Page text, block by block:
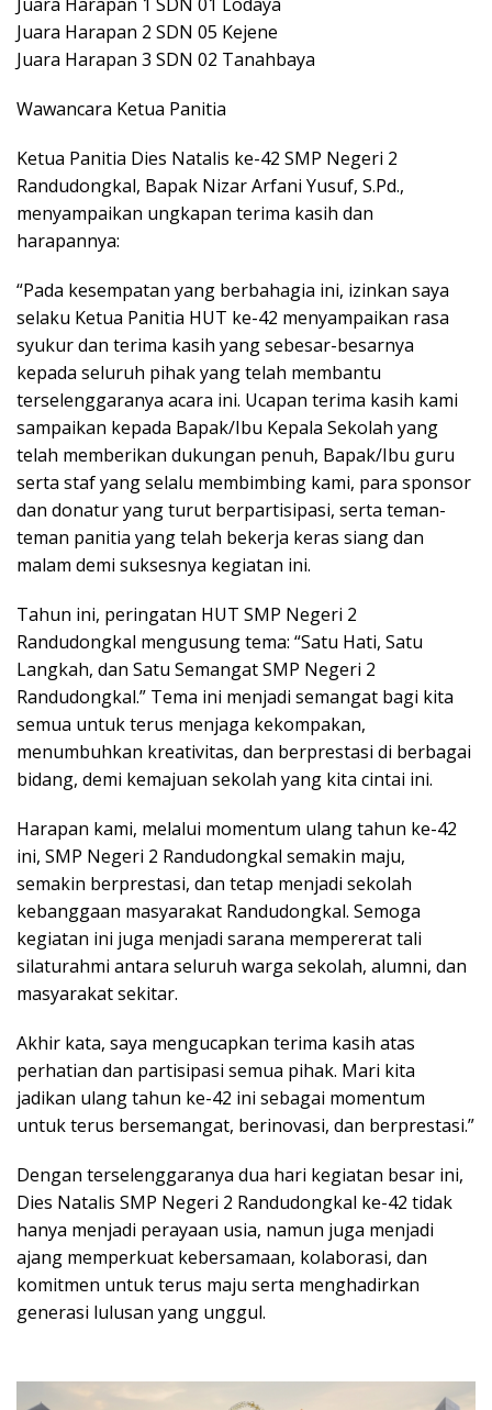
Juara Harapan 2 SDN 05 Kejene
Juara Harapan 3 SDN 02 Tanahbaya
Wawancara Ketua Panitia
Ketua Panitia Dies Natalis ke-42 SMP Negeri 2
Randudongkal, Bapak Nizar Arfani Yusuf, S.Pd.,
menyampaikan ungkapan terima kasih dan
harapannya:
“Pada kesempatan yang berbahagia ini, izinkan saya
selaku Ketua Panitia HUT ke-42 menyampaikan rasa
syukur dan terima kasih yang sebesar-besarnya
kepada seluruh pihak yang telah membantu
terselenggaranya acara ini. Ucapan terima kasih kami
sampaikan kepada Bapak/Ibu Kepala Sekolah yang
telah memberikan dukungan penuh, Bapak/Ibu guru
serta staf yang selalu membimbing kami, para sponsor
dan donatur yang turut berpartisipasi, serta teman-
teman panitia yang telah bekerja keras siang dan
malam demi suksesnya kegiatan ini.
Tahun ini, peringatan HUT SMP Negeri 2
Randudongkal mengusung tema: “Satu Hati, Satu
Langkah, dan Satu Semangat SMP Negeri 2
Randudongkal.” Tema ini menjadi semangat bagi kita
semua untuk terus menjaga kekompakan,
menumbuhkan kreativitas, dan berprestasi di berbagai
bidang, demi kemajuan sekolah yang kita cintai ini.
Harapan kami, melalui momentum ulang tahun ke-42
ini, SMP Negeri 2 Randudongkal semakin maju,
semakin berprestasi, dan tetap menjadi sekolah
kebanggaan masyarakat Randudongkal. Semoga
kegiatan ini juga menjadi sarana mempererat tali
silaturahmi antara seluruh warga sekolah, alumni, dan
masyarakat sekitar.
Akhir kata, saya mengucapkan terima kasih atas
perhatian dan partisipasi semua pihak. Mari kita
jadikan ulang tahun ke-42 ini sebagai momentum
untuk terus bersemangat, berinovasi, dan berprestasi.”
Dengan terselenggaranya dua hari kegiatan besar ini,
Dies Natalis SMP Negeri 2 Randudongkal ke-42 tidak
hanya menjadi perayaan usia, namun juga menjadi
ajang memperkuat kebersamaan, kolaborasi, dan
komitmen untuk terus maju serta menghadirkan
generasi lulusan yang unggul.